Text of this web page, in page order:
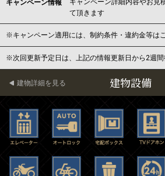
キャンペーン情報
キャンペーン詳細内容やお見
て頂きます
※キャンペーン適用には、制約条件・違約金等は
※次回更新予定日は、上記の情報更新日から2週
建物設備
建物詳細を見る